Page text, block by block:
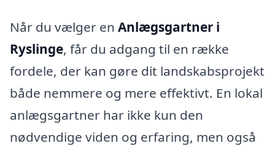
Når du vælger en Anlægsgartner i
Ryslinge, får du adgang til en række
fordele, der kan gøre dit landskabsprojekt
både nemmere og mere effektivt. En lokal
anlægsgartner har ikke kun den
nødvendige viden og erfaring, men også